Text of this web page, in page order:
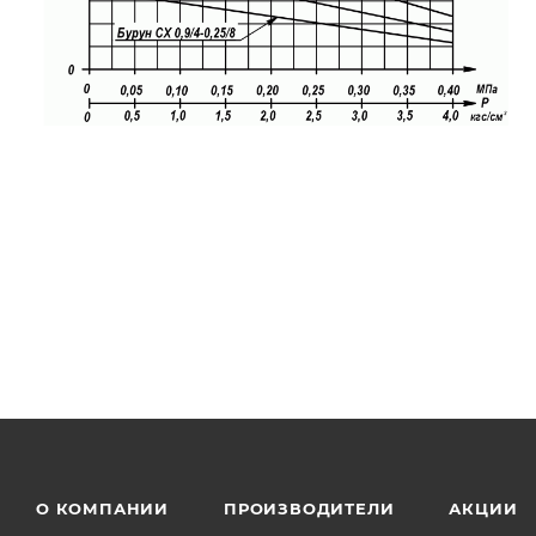
О КОМПАНИИ ПРОИЗВОДИТЕЛИ АКЦИИ